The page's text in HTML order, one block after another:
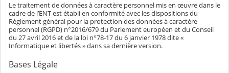
Le traitement de données à caractère personnel mis en œuvre dans le
cadre de l’ENT est établi en conformité avec les dispositions du
Règlement général pour la protection des données à caractère
personnel (RGPD) n°2016/679 du Parlement européen et du Conseil
du 27 avril 2016 et de la loi n°78-17 du 6 janvier 1978 dite «
Informatique et libertés » dans sa dernière version.
Bases Légale